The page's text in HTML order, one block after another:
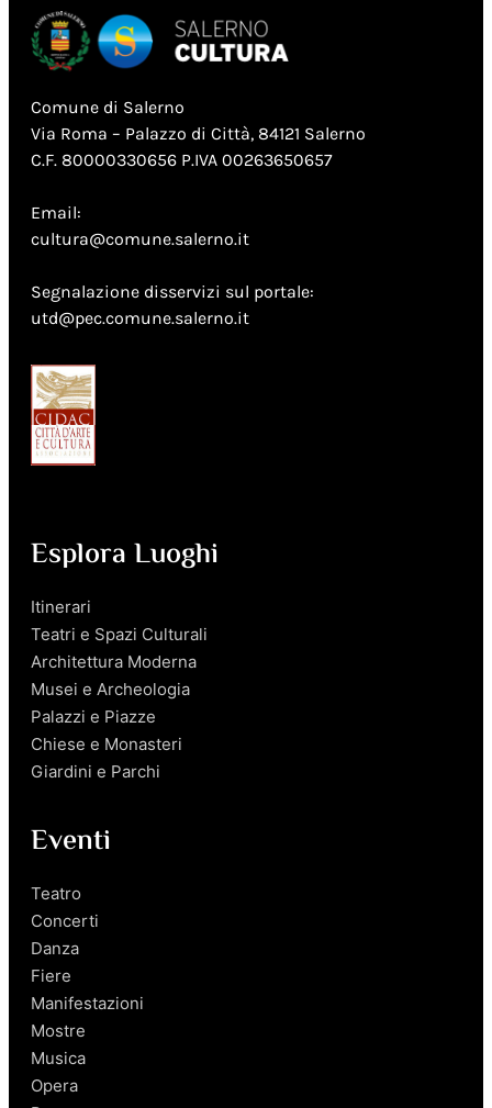
Comune di Salerno
Via Roma – Palazzo di Città, 84121 Salerno
C.F. 80000330656 P.IVA 00263650657
Email:
cultura@comune.salerno.it
Segnalazione disservizi sul portale:
utd@pec.comune.salerno.it
Esplora Luoghi
Itinerari
Teatri e Spazi Culturali
Architettura Moderna
Musei e Archeologia
Palazzi e Piazze
Chiese e Monasteri
Giardini e Parchi
Eventi
Teatro
Concerti
Danza
Fiere
Manifestazioni
Mostre
Musica
Opera